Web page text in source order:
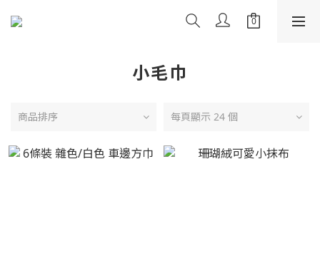
小毛巾
商品排序 每頁顯示 24 個